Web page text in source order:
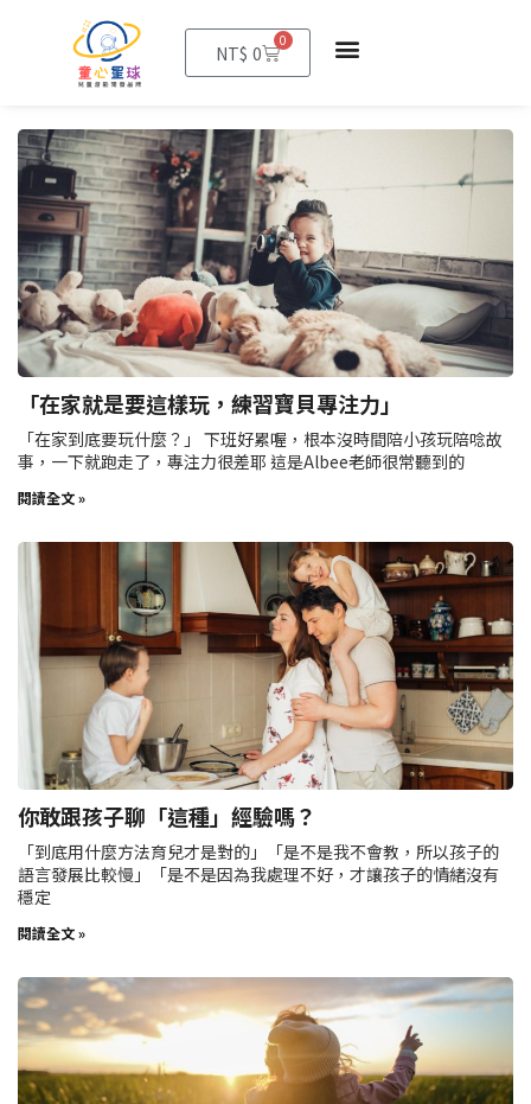
NT$ 0
0
購
物
「在家就是要這樣玩，練習寶貝專注力」
「在家到底要玩什麼？」 下班好累喔，根本沒時間陪小孩玩陪唸故
事，一下就跑走了，專注力很差耶 這是Albee老師很常聽到的
閱讀全文 »
你敢跟孩子聊「這種」經驗嗎？
「到底用什麼方法育兒才是對的」「是不是我不會教，所以孩子的
語言發展比較慢」「是不是因為我處理不好，才讓孩子的情緒沒有
穩定
閱讀全文 »
頁
面
頁
面
頁
面